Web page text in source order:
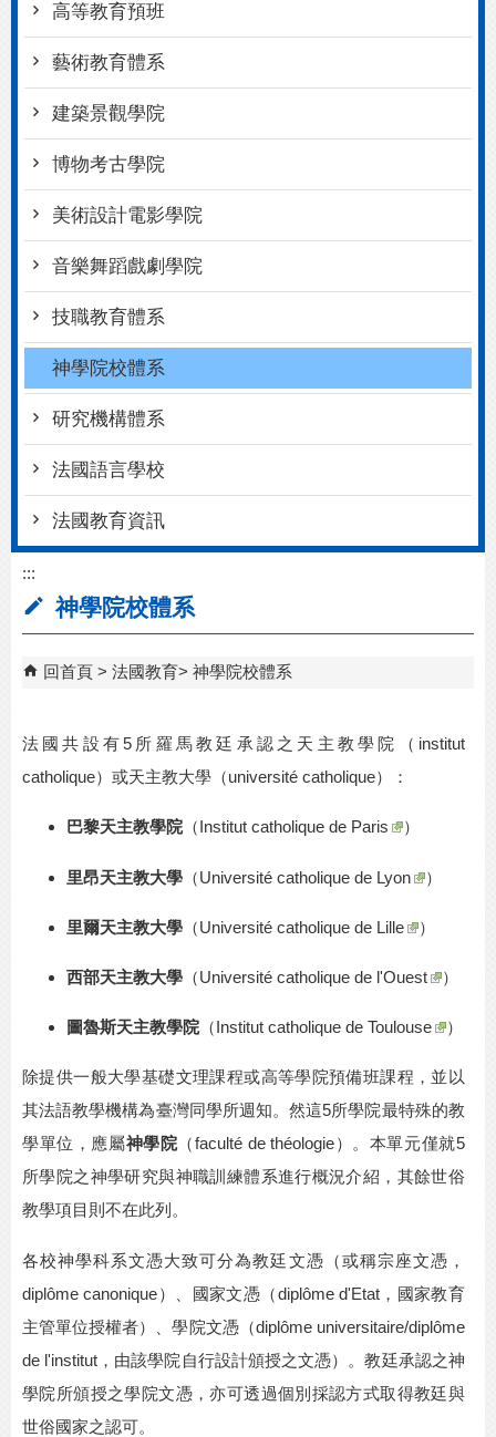
高等教育預班
藝術教育體系
建築景觀學院
博物考古學院
美術設計電影學院
音樂舞蹈戲劇學院
技職教育體系
神學院校體系
研究機構體系
法國語言學校
法國教育資訊
:::
神學院校體系
回首頁 法國教育 神學院校體系
法國共設有5 所羅馬教廷承認之天主教學院（ institut
catholique）或天主教大學（université catholique）：
巴黎天主教學院（Institut catholique de Paris ）
里昂天主教大學 （Université catholique de Lyon ）
里爾天主教大學 （Université catholique de Lille ）
西部天主教大學 （Université catholique de l'Ouest ）
圖魯斯天主教學院（Institut catholique de Toulouse ）
除提供一般大學基礎文理課程或高等學院預備班課程，並以
其法語教學機構為臺灣同學所週知。然這5所學院最特殊的教
學單位，應屬神學院（faculté de théologie）。本單元僅就5
所學院之神學研究與神職訓練體系進行概況介紹，其餘世俗
教學項目則不在此列。
各校神學科系文憑大致可分為教廷文憑（或稱宗座文憑，
diplôme canonique）、國家文憑（diplôme d'Etat，國家教育
主管單位授權者）、學院文憑（diplôme universitaire/diplôme
de l'institut ，由該學院自行設計頒授之文憑）。教廷承認之神
學院所頒授之學院文憑，亦可透過個別採認方式取得教廷與
世俗國家之認可。